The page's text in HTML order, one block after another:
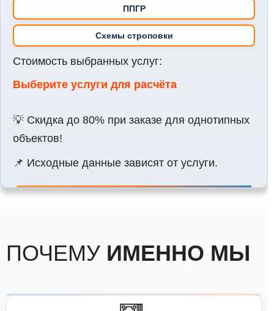
ППГР
Схемы строповки
Стоимость выбранных услуг:
Выберите услуги для расчёта
💡 Скидка до 80% при заказе для однотипных
объектов!
📌 Исходные данные зависят от услуги.
ПОЧЕМУ ИМЕННО МЫ